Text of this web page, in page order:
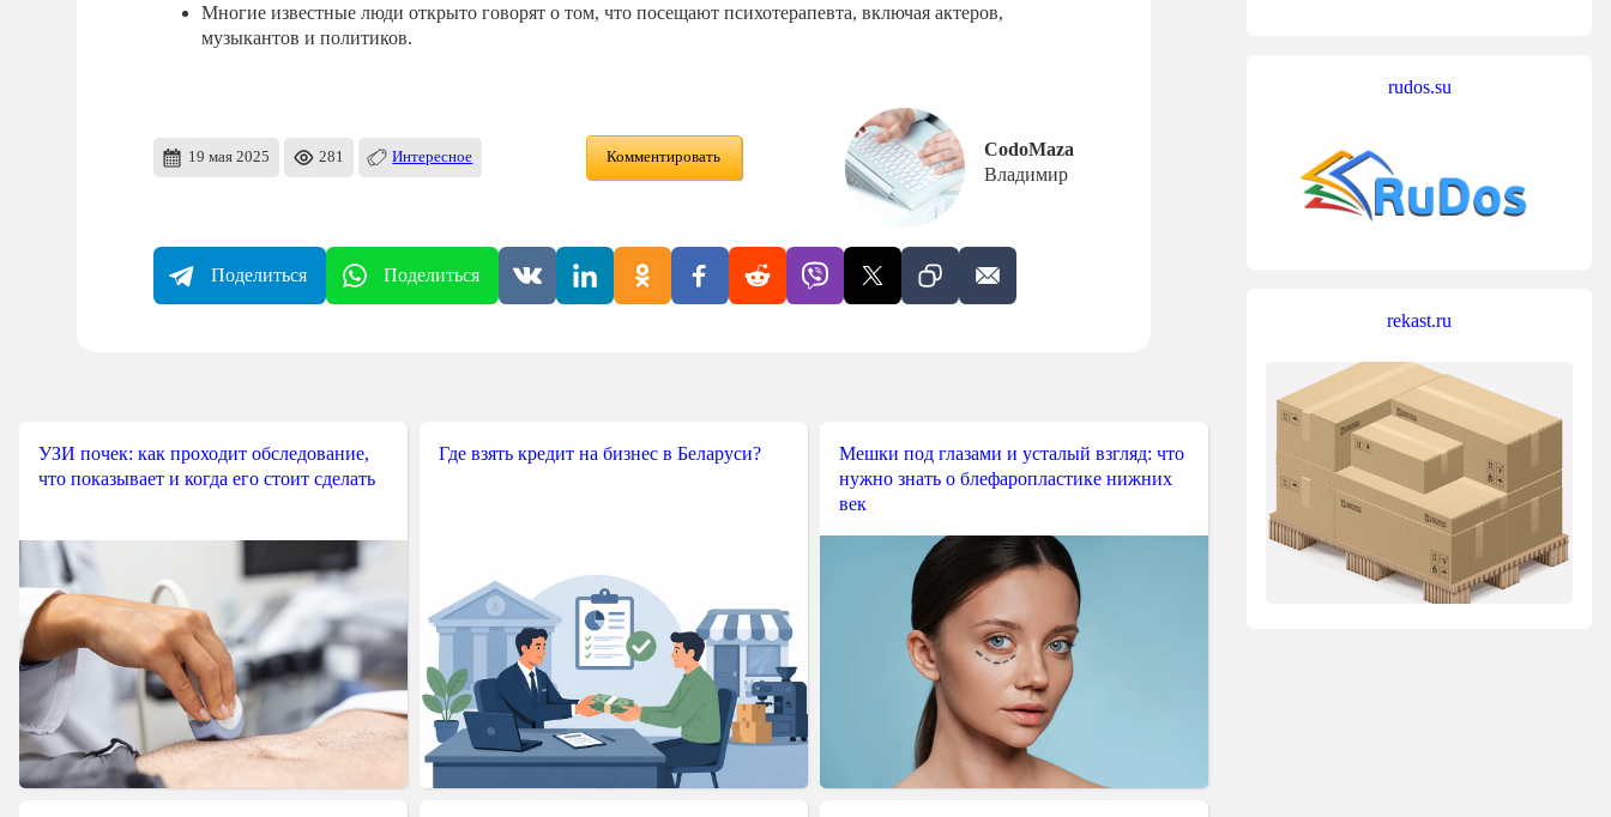
Многие известные люди открыто говорят о том, что посещают психотерапевта, включая актеров,
музыкантов и политиков.
19 мая 2025 281 Интересное Комментировать
CodoMaza
Владимир
Поделиться Поделиться
УЗИ почек: как проходит обследование,
что показывает и когда его стоит сделать
Где взять кредит на бизнес в Беларуси?
Мешки под глазами и усталый взгляд: что
нужно знать о блефаропластике нижних
век
rudos.su
rekast.ru